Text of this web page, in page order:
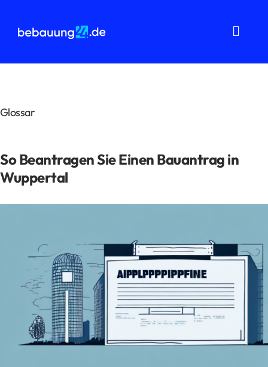
springen
Bauantrag
FAQ
Kontakt
Datenschutz
Impressum
Glossar
So Beantragen Sie Einen Bauantrag in
Wuppertal